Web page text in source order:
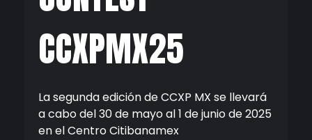
CCXPMX25
La segunda edición de CCXP MX se llevará
a cabo del 30 de mayo al 1 de junio de 2025
en el Centro Citibanamex